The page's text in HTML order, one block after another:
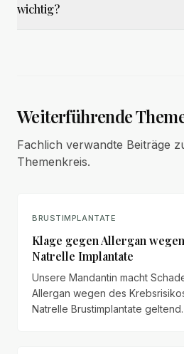
wichtig?
Weiterführende
Fachlich verwandte Beiträge
Themenkreis.
BRUSTIMPLANTATE
Klage gegen Allergan
Natrelle Implantate
Unsere Mandantin macht
Allergan wegen des
Natrelle Brustimplantate